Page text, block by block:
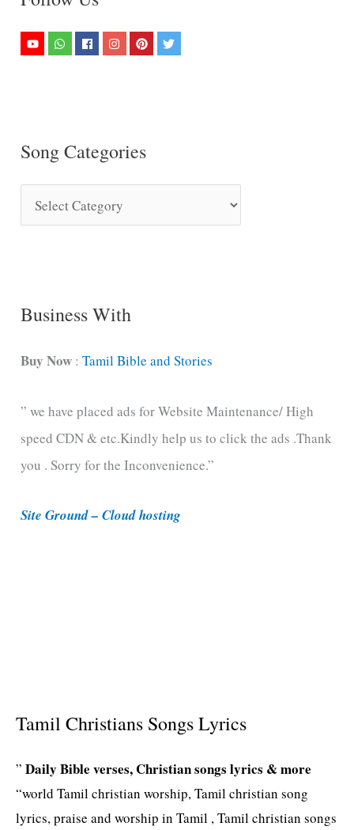
Song Categories
o
C
t
g
o
r
e
Business With
Buy Now :Tamil Bible and Stories
” we have placed ads for Website Maintenance/ High
speed CDN & etc.Kindly help us to click the ads .Thank
you . Sorry for the Inconvenience.”
Site Ground – Cloud hosting
Tamil Christians Songs Lyrics
” Daily Bible verses, Christian songs lyrics & more
“world Tamil christian worship, Tamil christian song
lyrics, praise and worship in Tamil , Tamil christian songs